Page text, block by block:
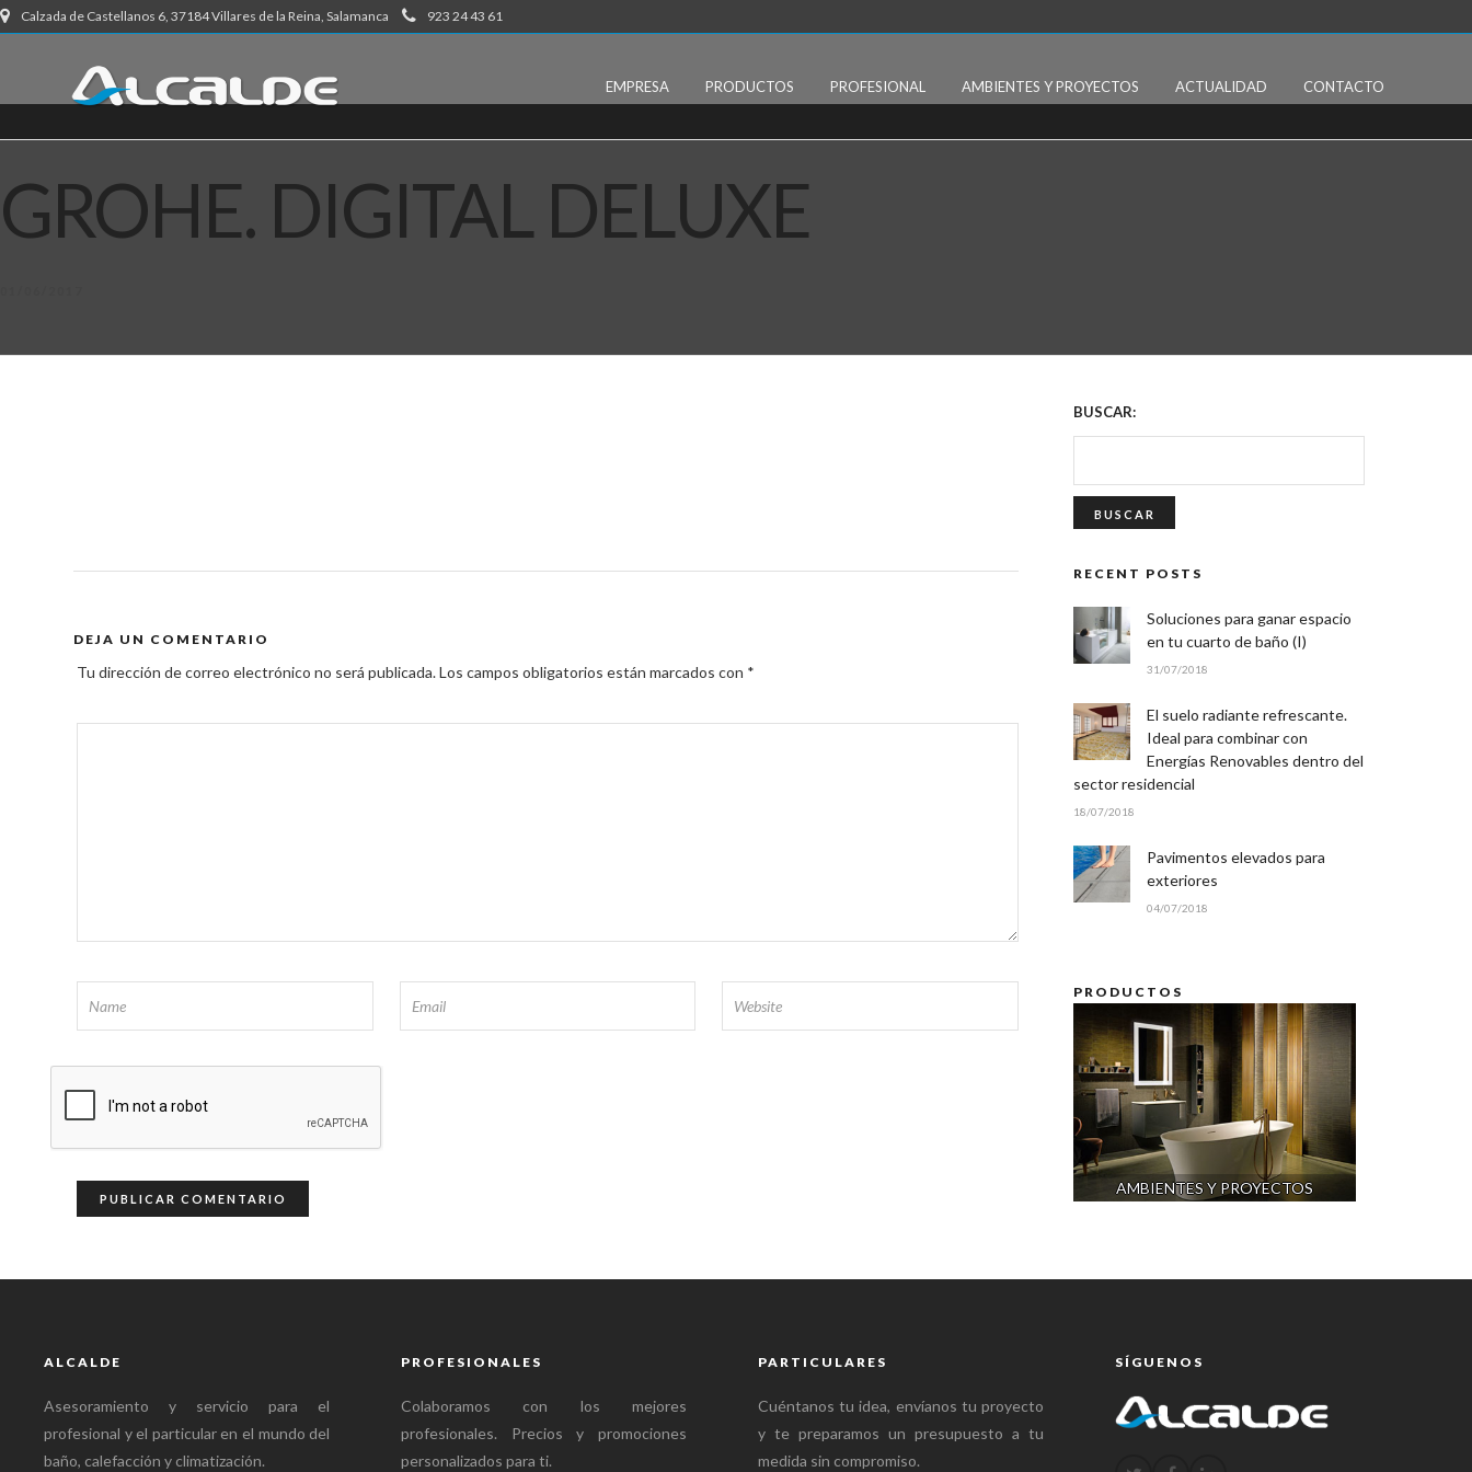
Calzada de Castellanos 6, 37184 Villares de la Reina, Salamanca 923 24 43 61
EMPRESA PRODUCTOS PROFESIONAL AMBIENTES Y PROYECTOS ACTUALIDAD CONTACTO
GROHE. DIGITAL DELUXE
DEJA UN COMENTARIO
Tu dirección de correo electrónico no será publicada.Los campos obligatorios están marcados con *
BUSCAR:
RECENT POSTS
Soluciones para ganar espacio
en tu cuarto de baño (I)
31/07/2018
El suelo radiante refrescante.
Ideal para combinar con
Energías Renovables dentro del
sector residencial
18/07/2018
Pavimentos elevados para
exteriores
04/07/2018
PRODUCTOS
AMBIENTES Y PROYECTOS
ALCALDE
Asesoramiento y servicio para el
profesional y el particular en el mundo del
baño, calefacción y climatización.
PROFESIONALES
Colaboramos con los mejores
profesionales. Precios y promociones
personalizados para ti.
PARTICULARES
Cuéntanos tu idea, envíanos tu proyecto
y te preparamos un presupuesto a tu
medida sin compromiso.
SÍGUENOS